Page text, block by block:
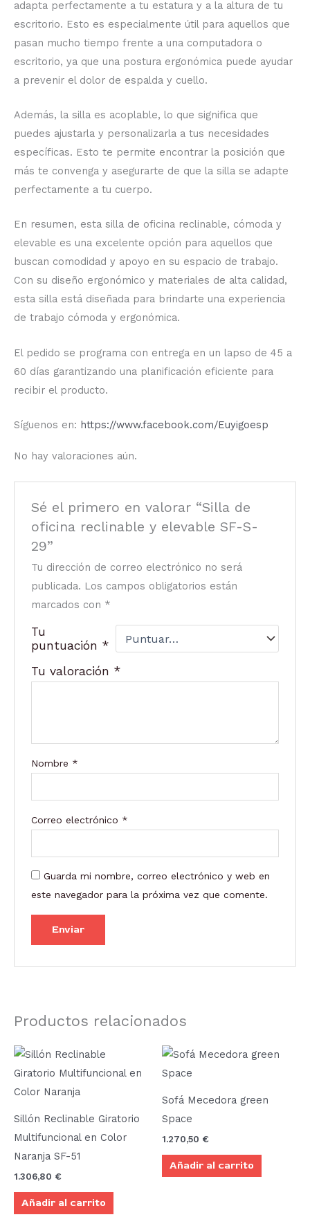
adapta perfectamente a tu estatura y a la altura de tu
escritorio. Esto es especialmente útil para aquellos que
pasan mucho tiempo frente a una computadora o
escritorio, ya que una postura ergonómica puede ayudar
a prevenir el dolor de espalda y cuello.
Además, la silla es acoplable, lo que significa que
puedes ajustarla y personalizarla a tus necesidades
específicas. Esto te permite encontrar la posición que
más te convenga y asegurarte de que la silla se adapte
perfectamente a tu cuerpo.
En resumen, esta silla de oficina reclinable, cómoda y
elevable es una excelente opción para aquellos que
buscan comodidad y apoyo en su espacio de trabajo.
Con su diseño ergonómico y materiales de alta calidad,
esta silla está diseñada para brindarte una experiencia
de trabajo cómoda y ergonómica.
El pedido se programa con entrega en un lapso de 45 a
60 días garantizando una planificación eficiente para
recibir el producto.
Síguenos en: https://www.facebook.com/Euyigoesp
No hay valoraciones aún.
Sé el primero en valorar “Silla de
oficina reclinable y elevable SF-S-
29”
Tu dirección de correo electrónico no será
publicada. Los campos obligatorios están
marcados con *
Tu
puntuación *
Tu valoración *
Nombre *
Correo electrónico *
Guarda mi nombre, correo electrónico y web en
este navegador para la próxima vez que comente.
Productos relacionados
Sillón Reclinable Giratorio
Multifuncional en Color
Naranja SF-51
1.306,80 €
Añadir al carrito
Sofá Mecedora green
Space
1.270,50 €
Añadir al carrito